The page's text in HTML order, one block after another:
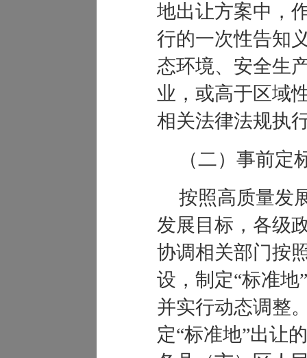
地出让方案中，
行的一次性告知
态环境、安全生
业，或高于区域
相关法律法规执
（二）事前定
按照高质量发
发展目标，各级
协调相关部门按
设，制定“标准地”
并实行动态调整
定“标准地”出让